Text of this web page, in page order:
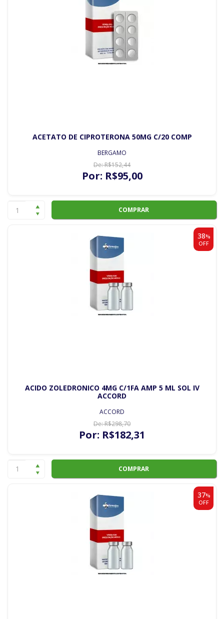
ACETATO DE CIPROTERONA 50MG C/20 COMP
BERGAMO
De:R$152,44
Por: R$95,00
COMPRAR
38%
OFF
ACIDO ZOLEDRONICO 4MG C/1FA AMP 5 ML SOL IV
ACCORD
ACCORD
De:R$298,70
Por: R$182,31
COMPRAR
37%
OFF